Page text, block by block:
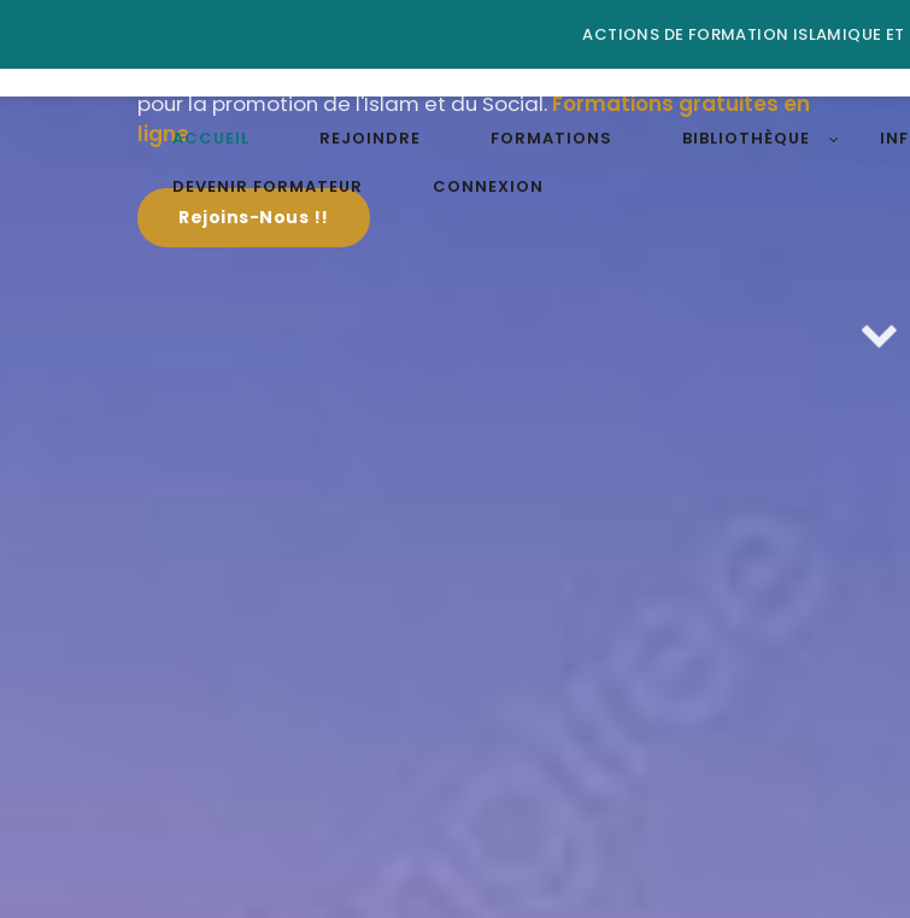
ACTIONS DE FORMATION ISLAMIQUE ET
ACCUEIL REJOINDRE FORMATIONS BIBLIOTHÈQUE
DEVENIR FORMATEUR CONNEXION
Nous sommes au service de la Communauté Musulmane, engagés
pour la promotion de l'Islam et du Social.Formations gratuites en
ligne
Rejoins-Nous !!